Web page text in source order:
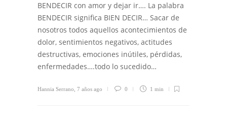
BENDECIR con amor y dejar ir…. La palabra
BENDECIR significa BIEN DECIR… Sacar de
nosotros todos aquellos acontecimientos de
dolor, sentimientos negativos, actitudes
destructivas, emociones inútiles, pérdidas,
enfermedades….todo lo sucedido…
Hannia Serrano 7 años ago 0 1 min